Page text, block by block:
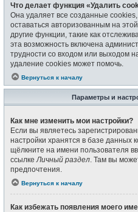
Что делает функция «Удалить
Она удаляет все созданные
оставаться авторизованным на
другие функции, такие как
эта возможность включена
трудности со входом или выходом
удаление cookies может помочь.
Вернуться к началу
Параметры и
Как мне изменить мои настройки?
Если вы являетесь
настройки хранятся в базе
щёлкните на имени пользователя
ссылкеЛичный раздел. Там вы
предпочтения.
Вернуться к началу
Как избежать появления моего